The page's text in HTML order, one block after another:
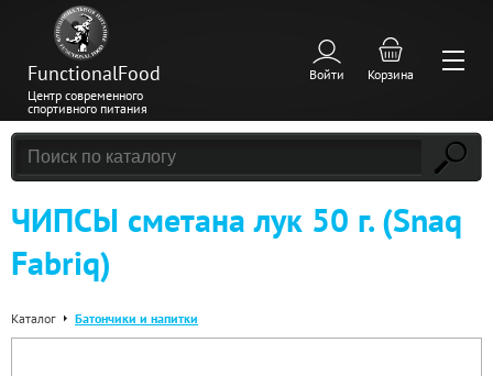
FunctionalFood
Центр современного
спортивного питания
Войти Корзина
ЧИПСЫ сметана лук 50 г. (Snaq
Fabriq)
Каталог Батончики и напитки